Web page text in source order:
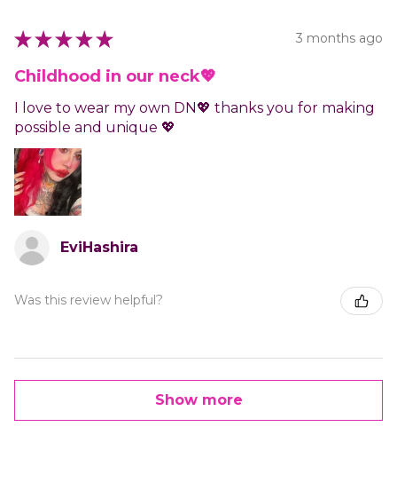
★ ★ ★ ★ ★ 3 months ago
Childhood in our neck💖
I love to wear my own DN💖 thanks you for making
possible and unique 💖
EviHashira
Was this review helpful?
Show more